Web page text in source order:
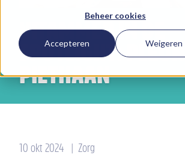
Beheer cookies
Accepteren Weigeren
VITAMMER IN DE
SPOTLIGHT: PLEUN
PIETHAAN
10 okt 2024 | Zorg